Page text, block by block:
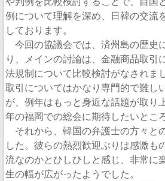
例について理解を深め、日韓の交流
しております。
今回の協議会では、済州島の歴史
り、メインの討論は、金融商品取引
法規制について比較検討がなされま
取引についてはかなり専門的で難し
が、例年はもっと身近な話題が取り
年の福岡での総会に期待したいとこ
それから、韓国の弁護士の方々と
した。彼らの熱烈歓迎ぶりは感激も
流なのかとひしひしと感じ、非常に
生の幅が広がったようでした。